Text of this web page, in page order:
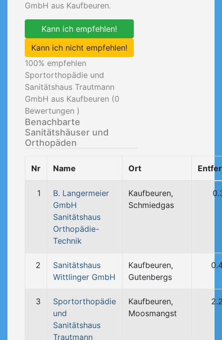
GmbH aus Kaufbeuren.
Kann ich empfehlen!
Kann ich nicht empfehlen!
100% empfehlen
Sportorthopädie und
Sanitätshaus Trautmann
GmbH aus Kaufbeuren (0
Bewertungen )
Benachbarte
Sanitätshäuser und
Orthopäden
Nr Name Ort
1
B. Langermeier
GmbH
Sanitätshaus
Orthopädie-
Technik
Kaufbeuren,
Schmiedgas
2
Sanitätshaus
Wittlinger GmbH
Kaufbeuren,
Gutenbergs
3
Sportorthopädie
und
Sanitätshaus
Trautmann
Kaufbeuren,
Moosmangst